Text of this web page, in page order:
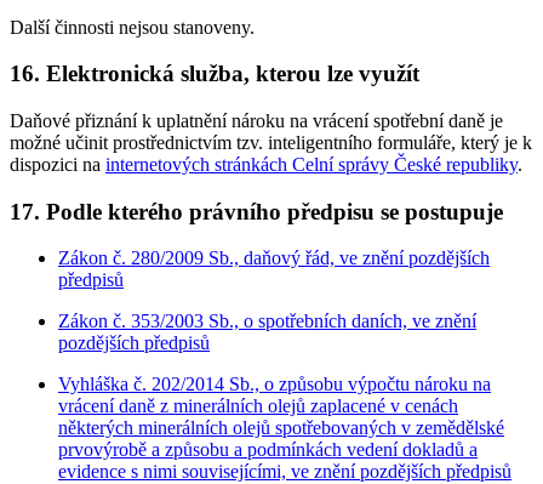
Další činnosti nejsou stanoveny.
16. Elektronická služba, kterou lze využít
Daňové přiznání k uplatnění nároku na vrácení spotřební daně je
možné učinit prostřednictvím tzv. inteligentního formuláře, který je k
dispozici na internetových stránkách Celní správy České republiky.
17. Podle kterého právního předpisu se postupuje
Zákon č. 280/2009 Sb., daňový řád, ve znění pozdějších
předpisů
Zákon č. 353/2003 Sb., o spotřebních daních, ve znění
pozdějších předpisů
Vyhláška č. 202/2014 Sb., o způsobu výpočtu nároku na
vrácení daně z minerálních olejů zaplacené v cenách
některých minerálních olejů spotřebovaných v zemědělské
prvovýrobě a způsobu a podmínkách vedení dokladů a
evidence s nimi souvisejícími, ve znění pozdějších předpisů